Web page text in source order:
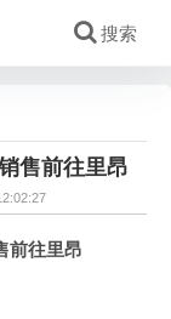
售前往里昂
前往里昂